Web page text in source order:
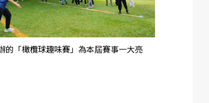
的「橄欖球趣味賽」為本屆賽事一大亮